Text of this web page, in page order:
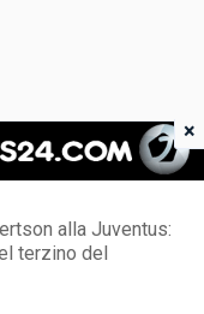
24
alla Juventus:
terzino del
×